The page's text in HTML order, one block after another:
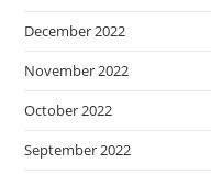
December 2022
November 2022
October 2022
September 2022